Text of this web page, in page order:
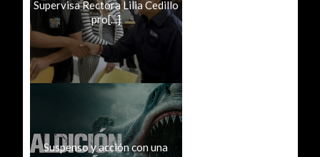
Supervisa Rectora Lilia Cedillo
pro[...]
Suspenso y acción con una